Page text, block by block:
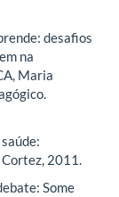
desafios
na
Maria
2011.
Some